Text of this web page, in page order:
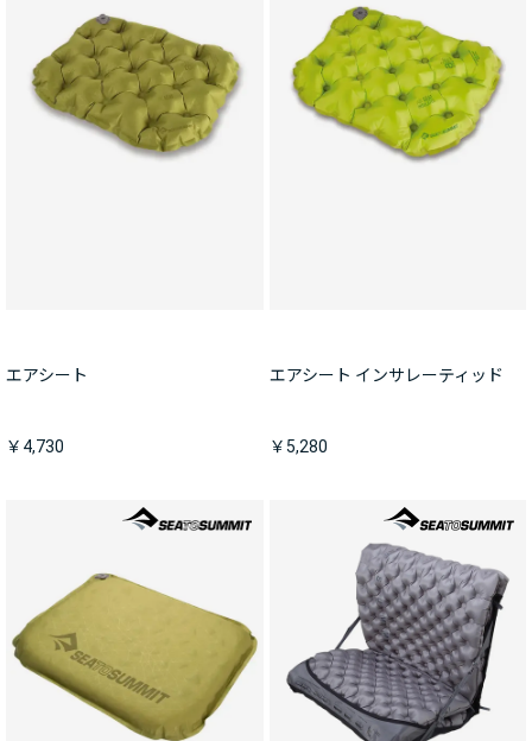
エアシート
￥4,730
エアシート インサレーティッド
￥5,280